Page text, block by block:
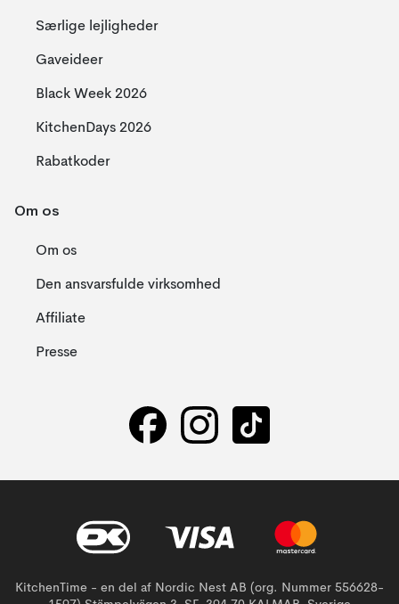
Særlige lejligheder
Gaveideer
Black Week 2026
KitchenDays 2026
Rabatkoder
Om os
Om os
Den ansvarsfulde virksomhed
Affiliate
Presse
KitchenTime - en del af Nordic Nest AB (org. Nummer 556628-